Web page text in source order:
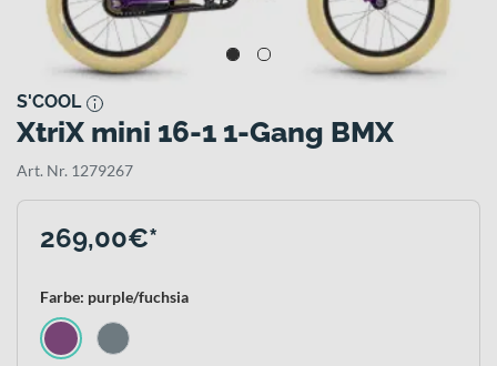
S'COOL
XtriX mini 16-1 1-Gang BMX
Art. Nr. 1279267
269,00€*
Farbe: purple/fuchsia